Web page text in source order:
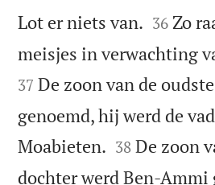
Lot er niets van. 

36 Zo
meisjes in verwachting
37 De zoon van de
genoemd, hij werd de
Moabieten. 

38 De zoon
dochter werd Ben-Ammi